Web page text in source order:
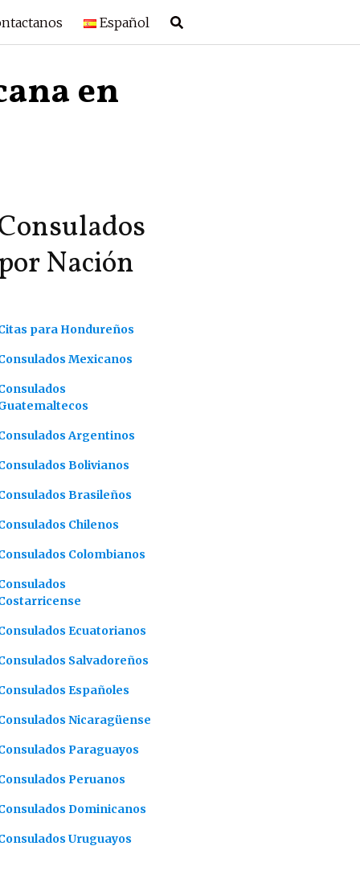
Español
en
Nación
para Hondureños
Mexicanos
Argentinos
Bolivianos
Brasileños
Chilenos
Colombianos
Ecuatorianos
Salvadoreños
Españoles
Nicaragüense
Paraguayos
Peruanos
Dominicanos
Uruguayos